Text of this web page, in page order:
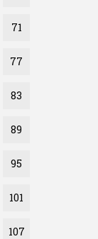
71
77
83
89
95
101
107